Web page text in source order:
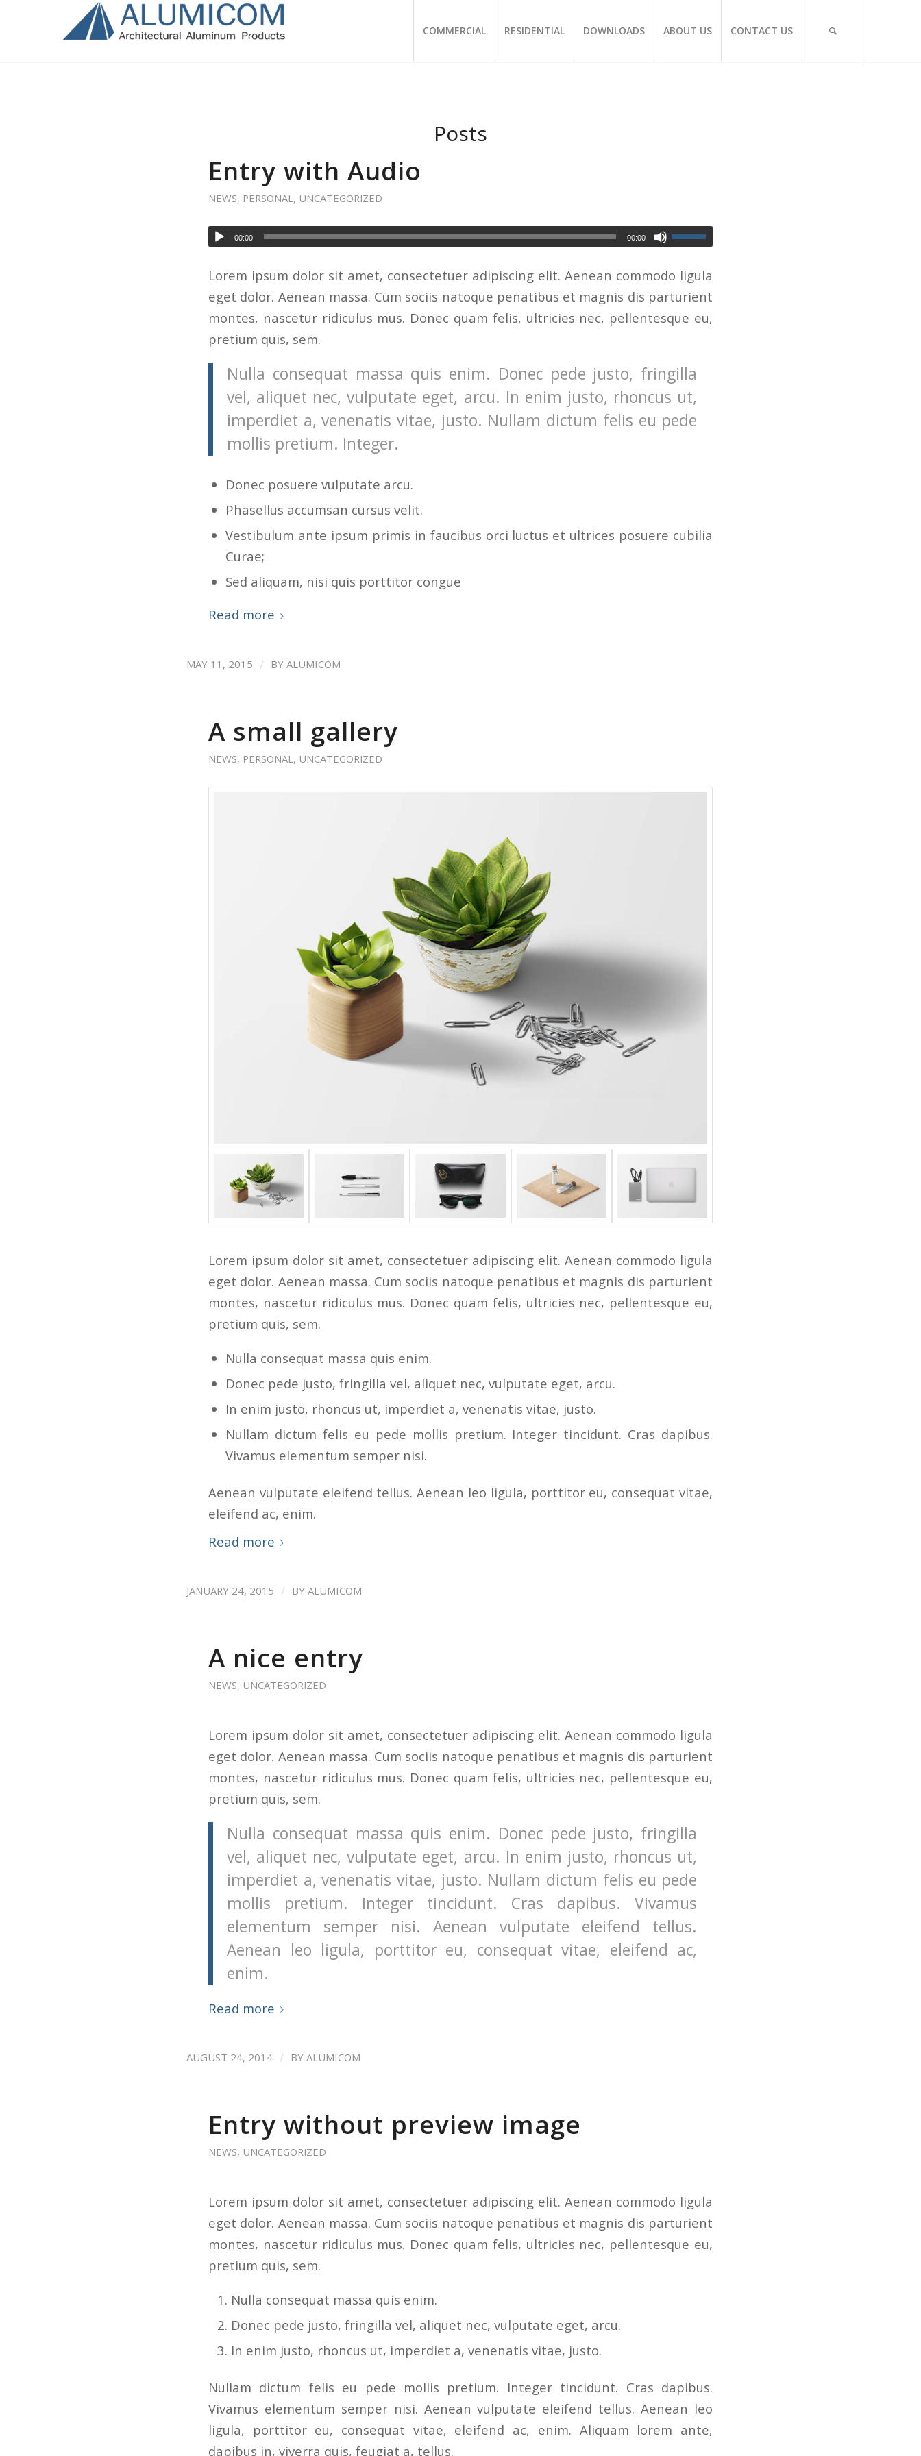
COMMERCIAL RESIDENTIAL DOWNLOADS ABOUT US CONTACT US
Posts
Entry with Audio
NEWS, PERSONAL, UNCATEGORIZED
00:00 00:00
Lorem ipsum dolor sit amet, consectetuer adipiscing elit. Aenean commodo ligula
eget dolor. Aenean massa. Cum sociis natoque penatibus et magnis dis parturient
montes, nascetur ridiculus mus. Donec quam felis, ultricies nec, pellentesque eu,
pretium quis, sem.
Nulla consequat massa quis enim. Donec pede justo, fringilla
vel, aliquet nec, vulputate eget, arcu. In enim justo, rhoncus ut,
imperdiet a, venenatis vitae, justo. Nullam dictum felis eu pede
mollis pretium. Integer.
Donec posuere vulputate arcu.
Phasellus accumsan cursus velit.
Vestibulum ante ipsum primis in faucibus orci luctus et ultrices posuere cubilia
Curae;
Sed aliquam, nisi quis porttitor congue
Read more
MAY 11, 2015 / BY ALUMICOM
A small gallery
NEWS, PERSONAL , UNCATEGORIZED
Lorem ipsum dolor sit amet, consectetuer adipiscing elit. Aenean commodo ligula
eget dolor. Aenean massa. Cum sociis natoque penatibus et magnis dis parturient
montes, nascetur ridiculus mus. Donec quam felis, ultricies nec, pellentesque eu,
pretium quis, sem.
Nulla consequat massa quis enim.
Donec pede justo, fringilla vel, aliquet nec, vulputate eget, arcu.
In enim justo, rhoncus ut, imperdiet a, venenatis vitae, justo.
Nullam dictum felis eu pede mollis pretium. Integer tincidunt. Cras dapibus.
Vivamus elementum semper nisi.
Aenean vulputate eleifend tellus. Aenean leo ligula, porttitor eu, consequat vitae,
eleifend ac, enim.
Read more
JANUARY 24, 2015 / BY ALUMICOM
A nice entry
NEWS, UNCATEGORIZED
Lorem ipsum dolor sit amet, consectetuer adipiscing elit. Aenean commodo ligula
eget dolor. Aenean massa. Cum sociis natoque penatibus et magnis dis parturient
montes, nascetur ridiculus mus. Donec quam felis, ultricies nec, pellentesque eu,
pretium quis, sem.
Nulla consequat massa quis enim. Donec pede justo, fringilla
vel, aliquet nec, vulputate eget, arcu. In enim justo, rhoncus ut,
imperdiet a, venenatis vitae, justo. Nullam dictum felis eu pede
mollis pretium. Integer tincidunt. Cras dapibus. Vivamus
elementum semper nisi. Aenean vulputate eleifend tellus.
Aenean leo ligula, porttitor eu, consequat vitae, eleifend ac,
enim.
Read more
AUGUST 24, 2014 / BY ALUMICOM
Entry without preview image
NEWS, UNCATEGORIZED
Lorem ipsum dolor sit amet, consectetuer adipiscing elit. Aenean commodo ligula
eget dolor. Aenean massa. Cum sociis natoque penatibus et magnis dis parturient
montes, nascetur ridiculus mus. Donec quam felis, ultricies nec, pellentesque eu,
pretium quis, sem.
Nulla consequat massa quis enim.
Donec pede justo, fringilla vel, aliquet nec, vulputate eget, arcu.
In enim justo, rhoncus ut, imperdiet a, venenatis vitae, justo.
Nullam dictum felis eu pede mollis pretium. Integer tincidunt. Cras dapibus.
Vivamus elementum semper nisi. Aenean vulputate eleifend tellus. Aenean leo
ligula, porttitor eu, consequat vitae, eleifend ac, enim. Aliquam lorem ante,
dapibus in, viverra quis, feugiat a, tellus.